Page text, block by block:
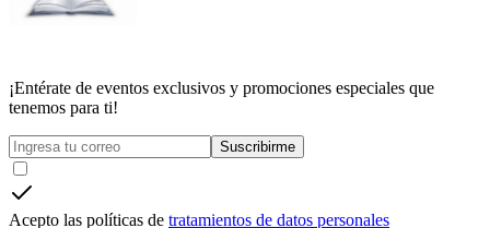
¡Entérate de eventos exclusivos y promociones especiales que
tenemos para ti!
Suscribirme
Acepto las políticas de tratamientos de datos personales